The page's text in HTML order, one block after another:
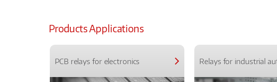
Products Applications
PCB relays for electronics Relays for industrial